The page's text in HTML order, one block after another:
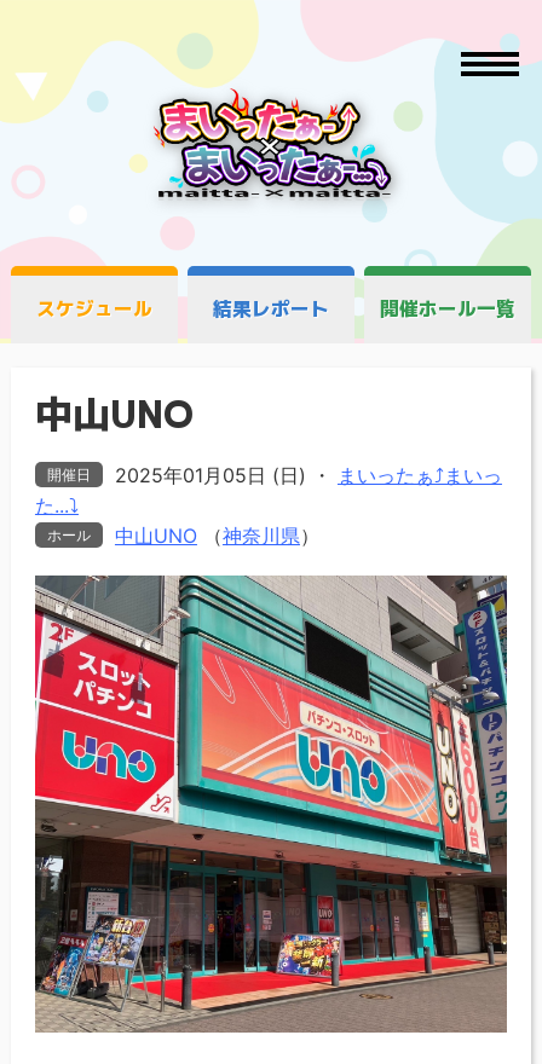
スケジュール 結果レポート 開催ホール一覧
中山UNO
開催日 2025年01月05日 (日) ・
まいったぁ⤴まいっ
た...⤵
ホール 中山UNO（神奈川県）